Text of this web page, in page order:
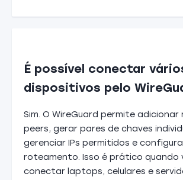
É possível conectar
dispositivos pelo
Sim. O WireGuard permite adicionar
peers, gerar pares de chaves
gerenciar IPs permitidos e
roteamento. Isso é prático quando
conectar laptops, celulares e